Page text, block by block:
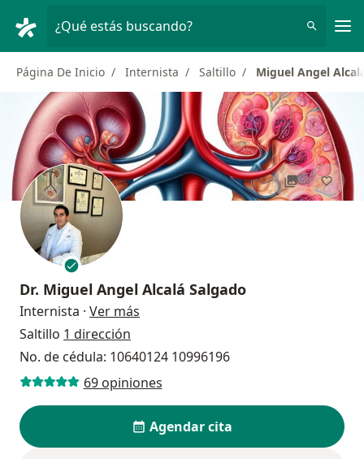
¿Qué estás buscando?
Página De Inicio Internista Saltillo Miguel Angel
Dr. Miguel Angel Alcalá Salgado
Internista · Ver más
Saltillo 1 dirección
No. de cédula: 10640124 10996196
69 opiniones
Agendar cita